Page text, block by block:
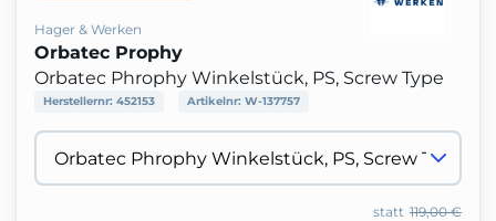
Hager & Werken
Orbatec Prophy
Orbatec Phrophy Winkelstück, PS, Screw Type
Herstellernr: 452153 Artikelnr: W-137757
119,00 €
statt